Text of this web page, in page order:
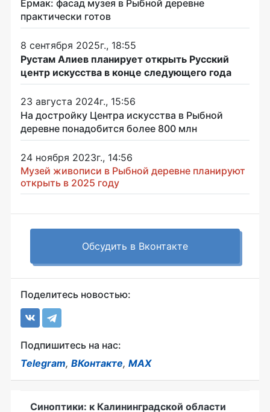
Ермак: фасад музея в Рыбной деревне
практически готов
8 сентября 2025г., 18:55
Рустам Алиев планирует открыть Русский
центр искусства в конце следующего года
23 августа 2024г., 15:56
На достройку Центра искусства в Рыбной
деревне понадобится более 800 млн
24 ноября 2023г., 14:56
Музей живописи в Рыбной деревне планируют
открыть в 2025 году
Обсудить в Вконтакте
Поделитесь новостью:
Подпишитесь на нас:
Telegram, ВКонтакте, MAX
Синоптики: к Калининградской области